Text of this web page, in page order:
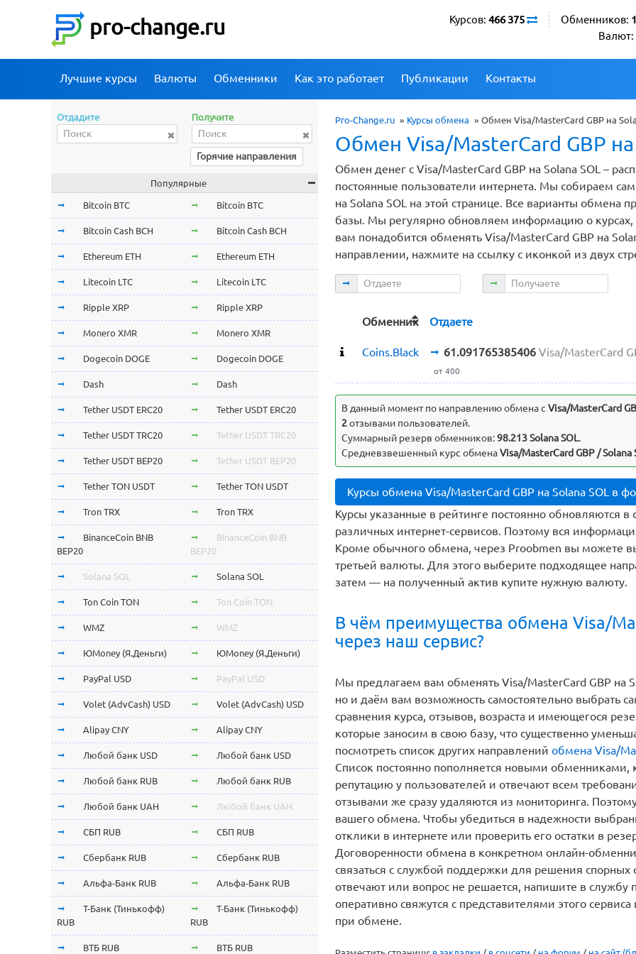
pro-change.ru Обменников:
Валют:
Курсов: 466 375
Лучшие курсы Валюты Обменники Как это работает Публикации Контакты
Pro-Change.ru » Курсы обмена » Обмен Visa/MasterCard GBP на
Обмен Visa/MasterCard GBP на
Обмен денег с Visa/MasterCard GBP на Solana SOL –
постоянные пользователи интернета. Мы собираем
на Solana SOL на этой странице. Все варианты
базы. Мы регулярно обновляем информацию о курсах,
вам понадобится обменять Visa/MasterCard GBP на
направлении, нажмите на ссылку с иконкой из двух
Отдаете Получаете
Обменник Отдаете
Coins.Black 61.091765385406 Visa/MasterCard
от 400
Выявленные несоответствия
В данный момент по направлению обмена c
2отзывами пользователей.
Суммарный резерв обменников:98.213 Solana SOL.
Курсы обмена Visa/MasterCard GBP на Solana SOL в
Курсы указанные в рейтинге постоянно обновляются
различных интернет-сервисов. Поэтому вся
Кроме обычного обмена, через Proobmen вы
третьей валюты. Для этого выберите подходящее
В чём преимущества обмена Visa/
Мы предлагаем вам обменять Visa/MasterCard GBP на
но и даём вам возможность самостоятельно выбрать
сравнения курса, отзывов, возраста и имеющегося
которые заносим в свою базу, что существенно
посмотреть список других направленийобмена Visa/
Список постоянно пополняется новыми
репутацию у пользователей и отвечают всем
отзывами же сразу удаляются из мониторинга.
вашего обмена. Чтобы убедиться в надежности
отклики в интернете или проверить его остатки в
Договоренности обмена в конкретном онлайн-
связаться с службой поддержки для решения
отвечают или вопрос не решается, напишите в
оперативно свяжутся с представителями этого
Отдадите Получите
Горячие направления
Популярные
Bitcoin BTC Bitcoin BTC
Bitcoin Cash BCH Bitcoin Cash BCH
Ethereum ETH Ethereum ETH
Litecoin LTC Litecoin LTC
Ripple XRP Ripple XRP
Monero XMR Monero XMR
Dogecoin DOGE Dogecoin DOGE
Dash Dash
Tether USDT ERC20 Tether USDT ERC20
Tether USDT TRC20 Tether USDT TRC20
Tether USDT BEP20 Tether USDT BEP20
Tether TON USDT Tether TON USDT
Tron TRX Tron TRX
BinanceCoin BNB
BEP20
BinanceCoin BNB
BEP20
Solana SOL Solana SOL
Ton Coin TON Ton Coin TON
WMZ WMZ
ЮMoney (Я.Деньги) ЮMoney (Я.Деньги)
PayPal USD PayPal USD
Volet (AdvCash) USD Volet (AdvCash) USD
Alipay CNY Alipay CNY
Любой банк USD Любой банк USD
Любой банк RUB Любой банк RUB
Любой банк UAH Любой банк UAH
СБП RUB СБП RUB
Сбербанк RUB Сбербанк RUB
Альфа-Банк RUB Альфа-Банк RUB
Т-Банк (Тинькофф)
RUB
Т-Банк (Тинькофф)
RUB
ВТБ RUB ВТБ RUB